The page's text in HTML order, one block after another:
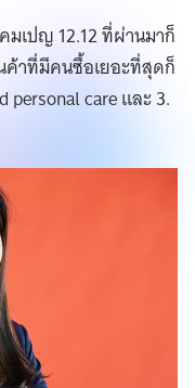
มเปญ 12.12 ที่ผ่านมาก็
าที่มีคนซื้อเยอะที่สุดก็
personal care และ 3.